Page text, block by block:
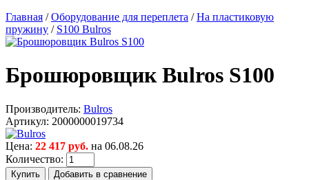
Главная / Оборудование для переплета / На пластиковую
пружину / S100 Bulros
Брошюровщик Bulros S100
Производитель: Bulros
Артикул: 2000000019734
Цена: 22 417 руб. на 06.08.26
Количество: